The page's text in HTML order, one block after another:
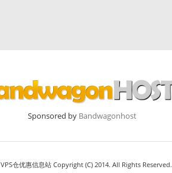
Sponsored by Bandwagonhost
VPS仓优惠信息站 Copyright (C) 2014. All Rights Reserved.